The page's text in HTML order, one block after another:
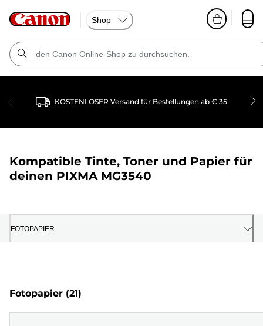
Shop
KOSTENLOSER Versand für Bestellungen ab € 35
Kompatible Tinte, Toner und Papier für
deinen PIXMA MG3540
FOTOPAPIER
Fotopapier (21)